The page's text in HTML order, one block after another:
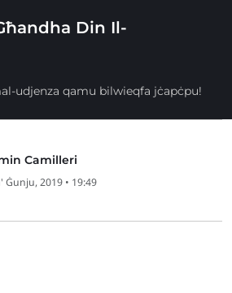
Din Il-
udjenza qamu bilwieqfa jċapċpu!
Camilleri
Ġunju, 2019 • 19:49